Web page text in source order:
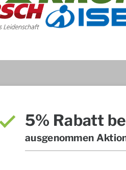
5% Rabatt
ausgenommen